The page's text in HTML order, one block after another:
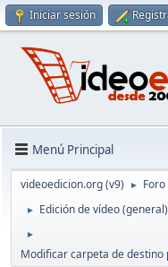
Iniciar sesión
Menú Principal
videoedicion.org (v9) ► Foro
► Edición de vídeo (general)
►
Modificar carpeta de